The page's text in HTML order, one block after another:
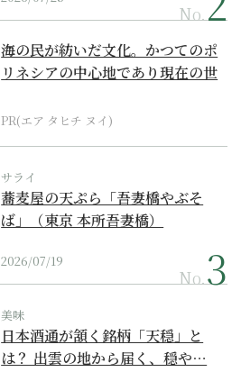
No.
海の民が紡いだ文化。かつてのポ
リネシアの中心地であり現在の世
PR(エア タヒチ ヌイ)
サライ
蕎麦屋の天ぷら「吾妻橋やぶそ
ば」（東京 本所吾妻橋）
2026/07/19
No.
美味
日本酒通が頷く銘柄「天穏」と
は？ 出雲の地から届く、穏や…